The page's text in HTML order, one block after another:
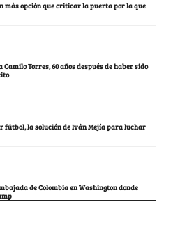
más opción que criticar la puerta por la que
Torres, 60 años después de haber sido
fútbol, la solución de Iván Mejía para luchar
de Colombia en Washington donde